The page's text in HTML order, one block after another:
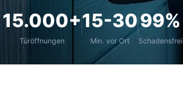
15.000+
Türöffnungen
15-30
Min. vor Ort
99%
Schadensfrei